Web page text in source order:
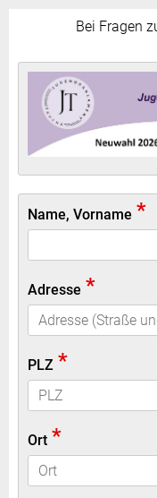
Bei Fragen
Name, Vorname *
Adresse *
PLZ *
Ort *